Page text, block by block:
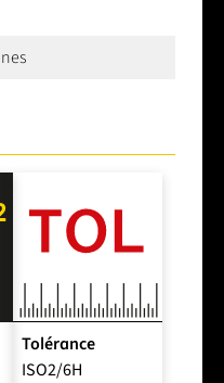
Tolérance
ISO2/6H